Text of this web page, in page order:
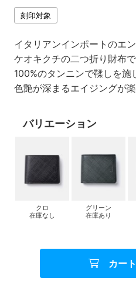
刻印対象
イタリアンインポートのエ
ケオキクチの二つ折り財布で
100%のタンニンで鞣しを施
色艶が深まるエイジングが楽
バリエーション
クロ
在庫なし
グリーン
在庫あり
カー